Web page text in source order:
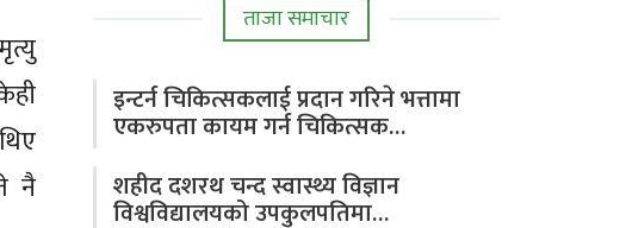
नै
ताजा समाचार
इन्टर्न चिकित्सकलाई प्रदान गरिने भत्तामा
एकरुपता कायम गर्न चिकित्सक…
शहीद दशरथ चन्द स्वास्थ्य विज्ञान
विश्वविद्यालयको उपकुलपतिमा…